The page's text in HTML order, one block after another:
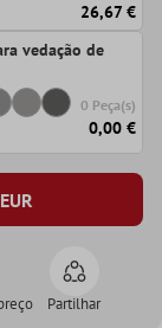
26,67 €
vedação de
0 Peça(s)
0,00 €
EUR
Partilhar